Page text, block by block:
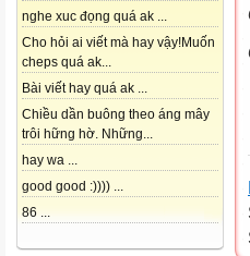
nghe xuc đọng quá ak ...
Cho hỏi ai viết mà hay vậy!Muốn
cheps quá ak...
Bài viết hay quá ak ...
Chiều dần buông theo áng mây
trôi hững hờ. Những...
hay wa ...
good good :)))) ...
86 ...